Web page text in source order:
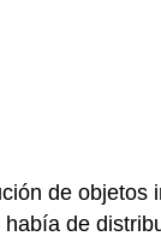
de objetos
de